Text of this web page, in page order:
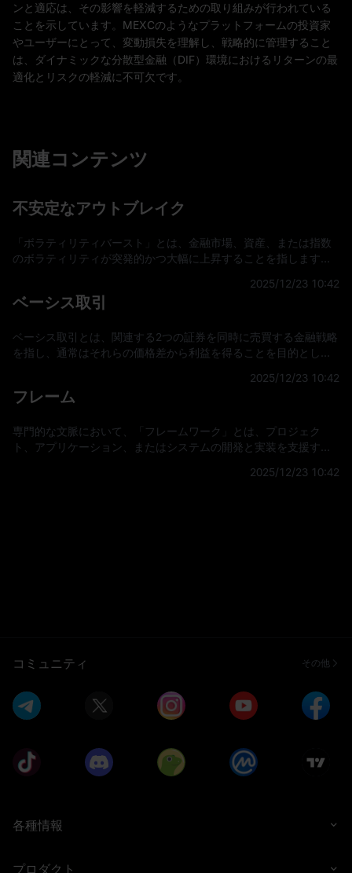
ンと適応は、その影響を軽減するための取り組みが行われている
ことを示しています。MEXCのようなプラットフォームの投資家
やユーザーにとって、変動損失を理解し、戦略的に管理すること
は、ダイナミックな分散型金融（DIF）環境におけるリターンの最
適化とリスクの軽減に不可欠です。
関連コンテンツ
不安定なアウトブレイク
「ボラティリティバースト」とは、金融市場、資産、または指数
のボラティリティが突発的かつ大幅に上昇することを指します。
引き起こされます。この急激な上昇は、価格の大幅な変動や取引
量の急増につながり、投資家やトレーダーのリスクと機会に影響
ティリティとは、特定の証券または市場指数のリターン
2025/12/23 10:42
ベーシス取引
ベーシス取引とは、関連する2つの証券を同時に売買する金融戦略
を指し、通常はそれらの価格差から利益を得ることを目的として
価格と対応する先物価格の差を発見したときに実行され、時間の
経過とともにこれらの価格が収束することから利益を得ようとし
資産のスポット価格（つまり、その資産を現在売買
2025/12/23 10:42
フレーム
専門的な文脈において、「フレームワーク」とは、プロジェク
ト、アプリケーション、またはシステムの開発と実装を支援する
プラクティスのセットを指します。複雑な問題を解決したり、特
2025/12/23 10:42
コミュニティ その他
各種情報
プロダクト